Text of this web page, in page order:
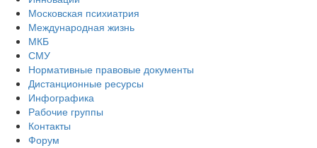
Московская психиатрия
Международная жизнь
МКБ
СМУ
Нормативные правовые документы
Дистанционные ресурсы
Инфографика
Рабочие группы
Контакты
Форум